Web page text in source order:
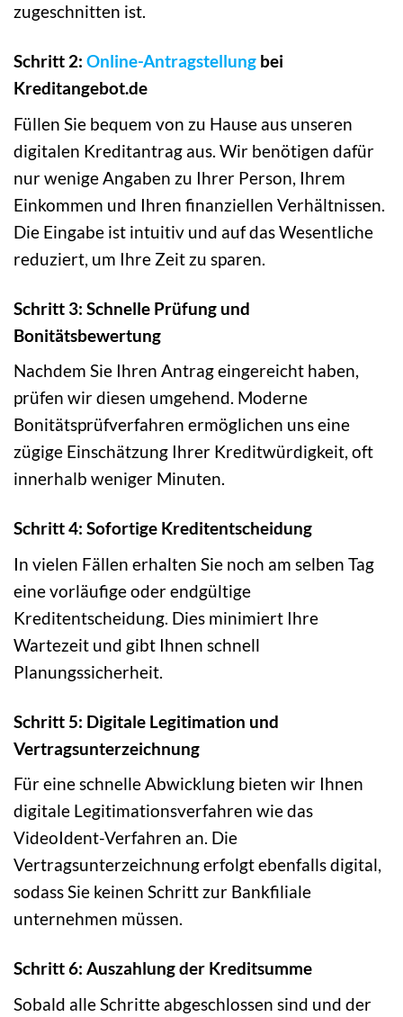
zugeschnitten ist.
Schritt 2: Online-Antragstellung bei
Kreditangebot.de
Füllen Sie bequem von zu Hause aus unseren
digitalen Kreditantrag aus. Wir benötigen dafür
nur wenige Angaben zu Ihrer Person, Ihrem
Einkommen und Ihren finanziellen Verhältnissen.
Die Eingabe ist intuitiv und auf das Wesentliche
reduziert, um Ihre Zeit zu sparen.
Schritt 3: Schnelle Prüfung und
Bonitätsbewertung
Nachdem Sie Ihren Antrag eingereicht haben,
prüfen wir diesen umgehend. Moderne
Bonitätsprüfverfahren ermöglichen uns eine
zügige Einschätzung Ihrer Kreditwürdigkeit, oft
innerhalb weniger Minuten.
Schritt 4: Sofortige Kreditentscheidung
In vielen Fällen erhalten Sie noch am selben Tag
eine vorläufige oder endgültige
Kreditentscheidung. Dies minimiert Ihre
Wartezeit und gibt Ihnen schnell
Planungssicherheit.
Schritt 5: Digitale Legitimation und
Vertragsunterzeichnung
Für eine schnelle Abwicklung bieten wir Ihnen
digitale Legitimationsverfahren wie das
VideoIdent-Verfahren an. Die
Vertragsunterzeichnung erfolgt ebenfalls digital,
sodass Sie keinen Schritt zur Bankfiliale
unternehmen müssen.
Schritt 6: Auszahlung der Kreditsumme
Sobald alle Schritte abgeschlossen sind und der